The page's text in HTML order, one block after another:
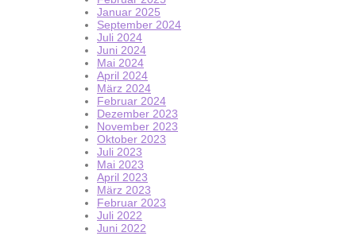
Januar 2025
September 2024
Juli 2024
Juni 2024
Mai 2024
April 2024
März 2024
Februar 2024
Dezember 2023
November 2023
Oktober 2023
Juli 2023
Mai 2023
April 2023
März 2023
Februar 2023
Juli 2022
Juni 2022